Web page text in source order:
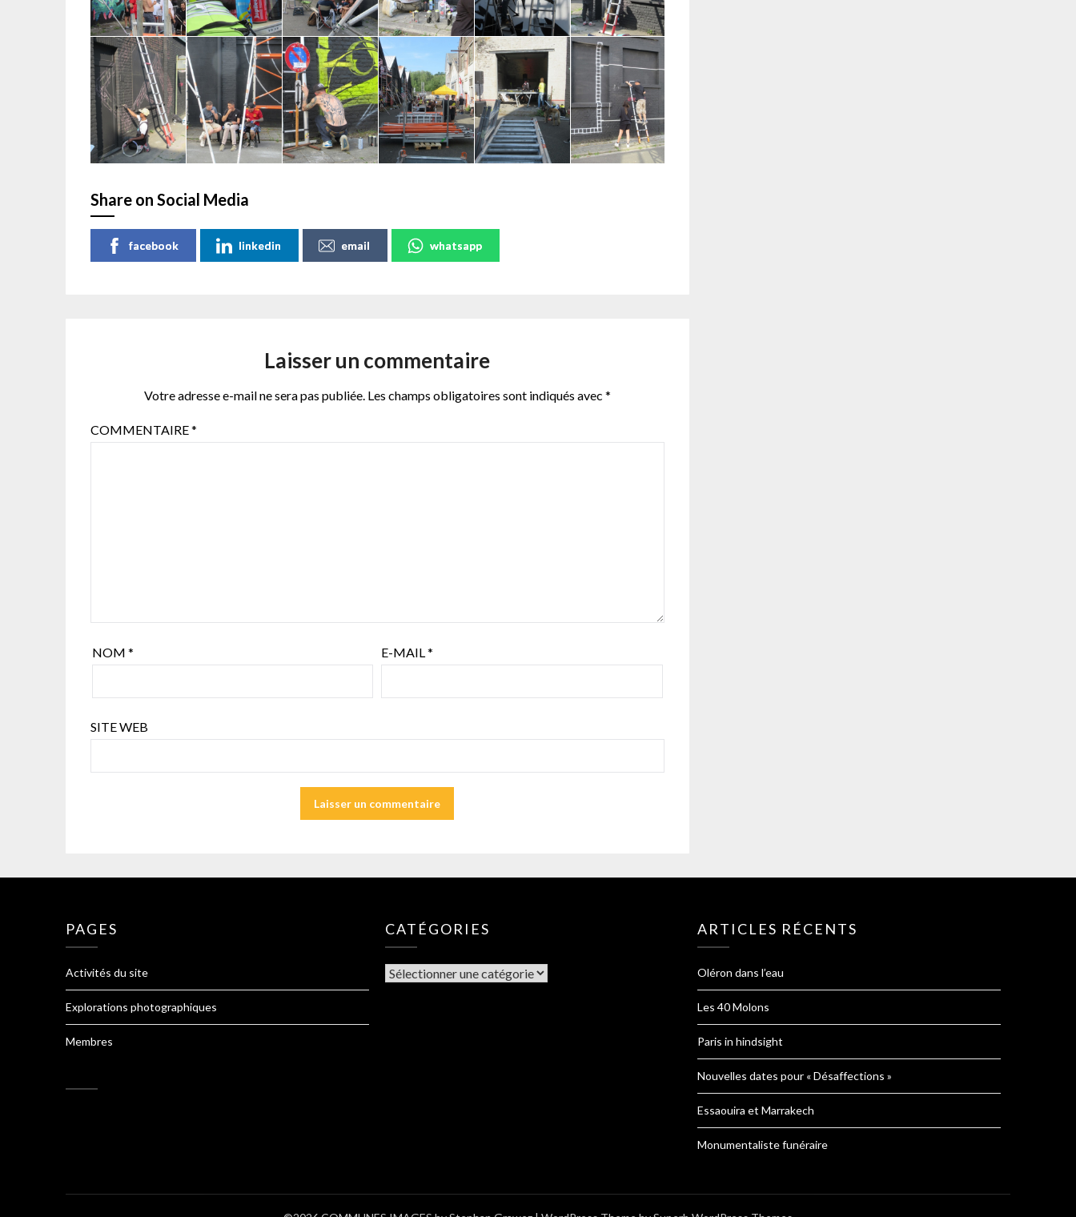
Share on Social Media
facebook linkedin email whatsapp
Laisser un commentaire
Votre adresse e-mail ne sera pas publiée. Les champs obligatoires sont indiqués avec *
COMMENTAIRE*
NOM* E-MAIL*
SITE WEB
PAGES
Activités du site
Explorations photographiques
Membres
CATÉGORIES ARTICLES RÉCENTS
Oléron dans l’eau
Les 40 Molons
Paris in hindsight
Nouvelles dates pour « Désaffections »
Essaouira et Marrakech
Monumentaliste funéraire